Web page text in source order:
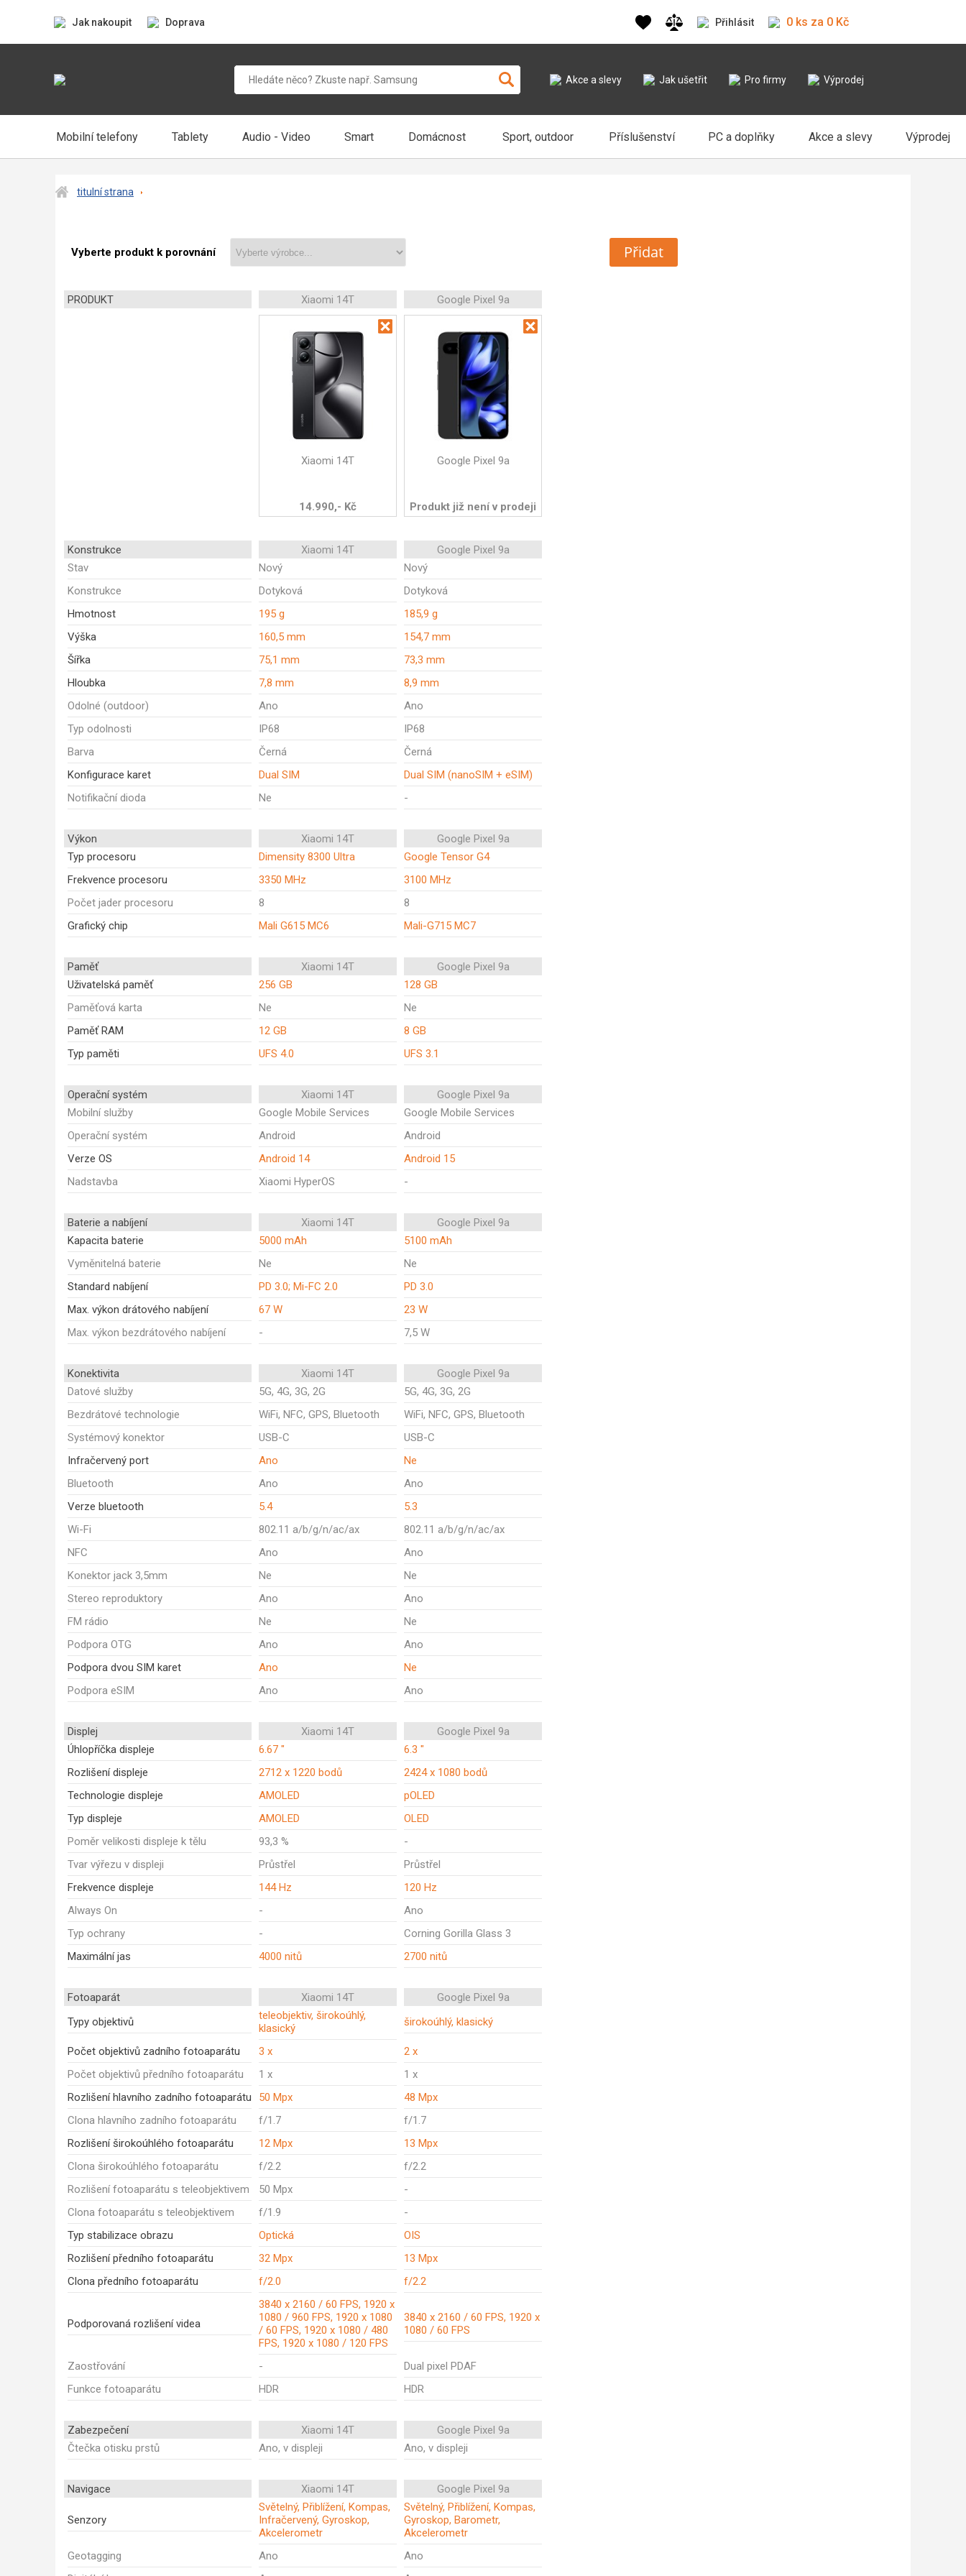
Jak nakoupit Doprava Přihlásit 0 ks za 0 Kč
Akce a slevy Jak ušetřit Pro firmy Výprodej
Mobilní telefony Tablety Audio - Video Smart Domácnost Sport, outdoor Příslušenství PC a doplňky Akce a slevy Výprodej
titulní strana
Vyberte produkt k porovnání Přidat
PRODUKT Xiaomi 14T Google Pixel 9a
Xiaomi 14T
14.990,- Kč
Google Pixel 9a
Produkt již není v prodeji
Konstrukce Xiaomi 14T
Google Pixel 9a
Stav
Nový
Nový
Konstrukce
Dotyková
Dotyková
Hmotnost
195 g
185,9 g
Výška
160,5 mm
154,7 mm
Šířka
75,1 mm
73,3 mm
Hloubka
7,8 mm
8,9 mm
Odolné (outdoor)
Ano
Ano
Typ odolnosti
IP68
IP68
Barva
Černá
Černá
Konfigurace karet
Dual SIM
Dual SIM (nanoSIM + eSIM)
Notifikační dioda
Ne -
Výkon Xiaomi 14T
Google Pixel 9a
Typ procesoru
Dimensity 8300 Ultra
Google Tensor G4
Frekvence procesoru
3350 MHz
3100 MHz
Počet jader procesoru
8
8
Grafický chip
Mali G615 MC6 Mali-G715 MC7
Paměť Xiaomi 14T
Google Pixel 9a
Uživatelská paměť
256 GB
128 GB
Paměťová karta
Ne
Ne
Paměť RAM
12 GB
8 GB
Typ paměti
UFS 4.0 UFS 3.1
Operační systém Xiaomi 14T
Google Pixel 9a
Mobilní služby
Google Mobile Services
Google Mobile Services
Operační systém
Android
Android
Verze OS
Android 14
Android 15
Nadstavba
Xiaomi HyperOS -
Baterie a nabíjení Xiaomi 14T
Google Pixel 9a
Kapacita baterie
5000 mAh
5100 mAh
Vyměnitelná baterie
Ne
Ne
Standard nabíjení
PD 3.0; Mi-FC 2.0
PD 3.0
Max. výkon drátového nabíjení
67 W
23 W
Max. výkon bezdrátového nabíjení
- 7,5 W
Konektivita Xiaomi 14T
Google Pixel 9a
Datové služby
5G, 4G, 3G, 2G
5G, 4G, 3G, 2G
Bezdrátové technologie
WiFi, NFC, GPS, Bluetooth
WiFi, NFC, GPS, Bluetooth
Systémový konektor
USB-C
USB-C
Infračervený port
Ano
Ne
Bluetooth
Ano
Ano
Verze bluetooth
5.4
5.3
Wi-Fi
802.11 a/b/g/n/ac/ax
802.11 a/b/g/n/ac/ax
NFC
Ano
Ano
Konektor jack 3,5mm
Ne
Ne
Stereo reproduktory
Ano
Ano
FM rádio
Ne
Ne
Podpora OTG
Ano
Ano
Podpora dvou SIM karet
Ano
Ne
Podpora eSIM
Ano Ano
Displej Xiaomi 14T
Google Pixel 9a
Úhlopříčka displeje
6.67 "
6.3 "
Rozlišení displeje
2712 x 1220 bodů
2424 x 1080 bodů
Technologie displeje
AMOLED
pOLED
Typ displeje
AMOLED
OLED
Poměr velikosti displeje k tělu
93,3 %
-
Tvar výřezu v displeji
Průstřel
Průstřel
Frekvence displeje
144 Hz
120 Hz
Always On
-
Ano
Typ ochrany
-
Corning Gorilla Glass 3
Maximální jas
4000 nitů 2700 nitů
Fotoaparát Xiaomi 14T
Google Pixel 9a
Typy objektivů
teleobjektiv, širokoúhlý,
klasický
širokoúhlý, klasický
Počet objektivů zadního fotoaparátu 3 x
2 x
Počet objektivů předního fotoaparátu
1 x
1 x
Rozlišení hlavního zadního fotoaparátu
50 Mpx
48 Mpx
Clona hlavního zadního fotoaparátu
f/1.7
f/1.7
Rozlišení širokoúhlého fotoaparátu
12 Mpx
13 Mpx
Clona širokoúhlého fotoaparátu
f/2.2
f/2.2
Rozlišení fotoaparátu s teleobjektivem
50 Mpx
-
Clona fotoaparátu s teleobjektivem
f/1.9
-
Typ stabilizace obrazu
Optická
OIS
Rozlišení předního fotoaparátu
32 Mpx
13 Mpx
Clona předního fotoaparátu
f/2.0 f/2.2
Podporovaná rozlišení videa
3840 x 2160 / 60 FPS, 1920 x
1080 / 960 FPS, 1920 x 1080
/ 60 FPS, 1920 x 1080 / 480
FPS, 1920 x 1080 / 120 FPS
3840 x 2160 / 60 FPS, 1920 x
1080 / 60 FPS
Zaostřování -
Dual pixel PDAF
Funkce fotoaparátu
HDR HDR
Zabezpečení Xiaomi 14T
Google Pixel 9a
Čtečka otisku prstů
Ano, v displeji Ano, v displeji
Navigace Xiaomi 14T Google Pixel 9a
Senzory
Světelný, Přiblížení, Kompas,
Infračervený, Gyroskop,
Akcelerometr
Světelný, Přiblížení, Kompas,
Gyroskop, Barometr,
Akcelerometr
Geotagging
Ano
Ano